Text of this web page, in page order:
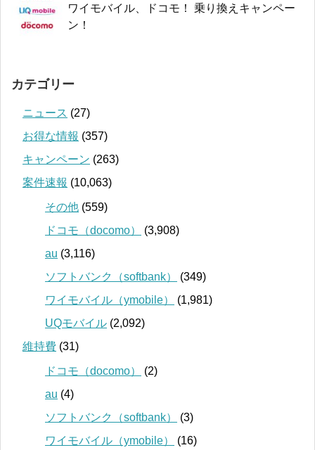
ワイモバイル、ドコモ！ 乗り換えキャンペー
ン！
カテゴリー
ニュース (27)
お得な情報 (357)
キャンペーン (263)
案件速報 (10,063)
その他 (559)
ドコモ（docomo）
(3,908)
au (3,116)
ソフトバンク（softbank）
(349)
ワイモバイル（ymobile）
(1,981)
UQモバイル (2,092)
維持費 (31)
ドコモ（docomo）
(2)
au (4)
ソフトバンク（softbank）
(3)
ワイモバイル（ymobile）
(16)